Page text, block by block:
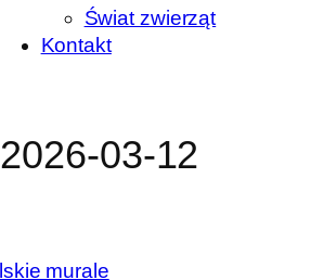
Świat zwierząt
Kontakt
2026-03-12